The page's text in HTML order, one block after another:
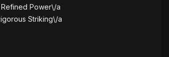
Power\/a
Striking\/a